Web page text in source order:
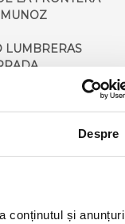
Despre
conținutul și
LUMBRERAS
BARCELONA
DE LA ORDEN
DEL CONDATO
DEL MAR